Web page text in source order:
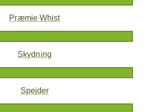
Præmie Whist
Skydning
Spejder